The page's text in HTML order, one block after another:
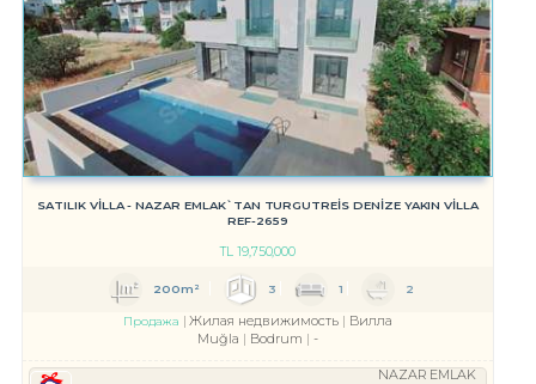
SATILIK VİLLA - NAZAR EMLAK`TAN TURGUTREİS DENİZE YAKIN VİLLA
REF-2659
TL19,750,000
200m² 3 1 2
Продажа Жилая недвижимость
Вилла
Muğla
Bodrum -
NAZAR EMLAK